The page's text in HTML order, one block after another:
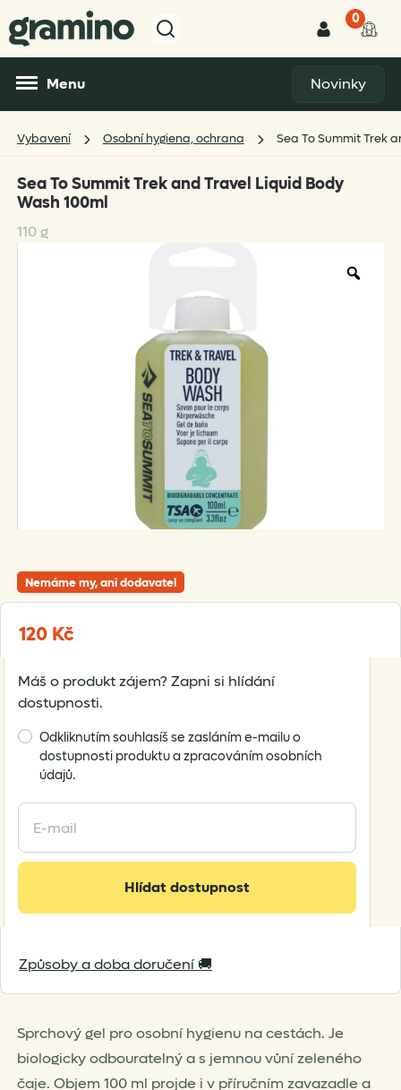
0
Menu Novinky
Vybavení Osobní hygiena, ochrana Sea To Summit Trek
Sea To Summit Trek and Travel Liquid Body
Wash 100ml
110 g
120 Kč
Sprchový gel pro osobní hygienu na cestách. Je
biologicky odbouratelný a s jemnou vůní zeleného
čaje. Objem 100 ml projde i v příručním zavazadle a
Nemáme my, ani dodavatel
Máš o produkt zájem? Zapni si hlídání
dostupnosti.
Odkliknutím souhlasíš se zasláním e-mailu o
dostupnosti produktu a zpracováním osobních
údajů.
Enter
your
email
join
waitlist
product
Hlídat dostupnost
Způsoby a doba doručení 🚚